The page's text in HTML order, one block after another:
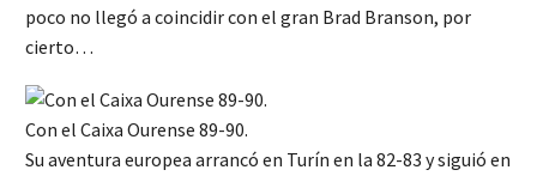
poco no llegó a coincidir con el gran Brad Branson, por
cierto…
Con el Caixa Ourense 89-90.
Su aventura europea arrancó en Turín en la 82-83 y siguió en